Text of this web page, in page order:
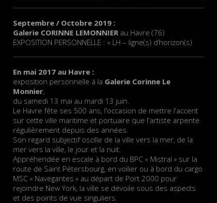
Septembre / Octobre 2019 :
Galerie CORINNE LEMONNIER au Havre (76)
EXPOSITION PERSONNELLE : « LH – ligne(s) d’horizon(s)
En mai 2017 au Havre :
exposition personnelle à la Galerie Corinne Le
Monnier,
du samedi 13 mai au mardi 13 juin.
Le Havre fête ses 500 ans, l'occasion de mettre l'accent
sur cette ville maritime et portuaire que l'artiste arpente
régulièrement depuis des années.
Son regard subjectif oscille de la ville vers la mer, de la
mer vers la ville, le jour et la nuit.
Appréhendée en escale à bord du BPC « Mistral » sur la
route de Saint Pétersbourg, en voilier ou à bord du cargo
MSC « Navegantes » au départ de Port 2000 pour
rejoindre New York, la ville se dévoile sous des aspects
et des points de vue singuliers.